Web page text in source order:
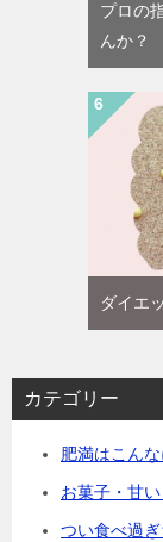
プロの
んか？
ダイエ
カテゴリー
肥満はこん
お菓子・甘
つい食べ過